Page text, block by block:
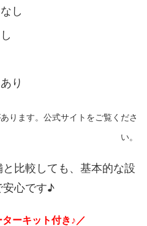
し
り
ります。公式サイトをご覧くださ
い。
比較しても、基本的な設
安心です♪
ーキット付き♪／